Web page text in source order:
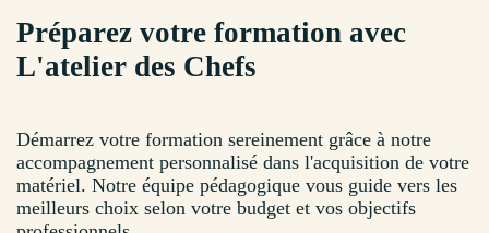
Préparez votre formation avec
L'atelier des Chefs
Démarrez votre formation sereinement grâce à notre
accompagnement personnalisé dans l'acquisition de votre
matériel. Notre équipe pédagogique vous guide vers les
meilleurs choix selon votre budget et vos objectifs